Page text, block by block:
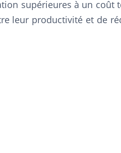
supérieures à un coût
leur productivité et de